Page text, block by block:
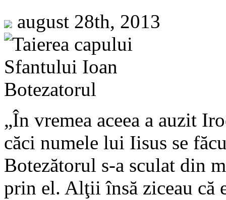
august 28th, 2013
„În vremea aceea a auzit
căci numele lui Iisus se
Botezătorul s-a sculat din
prin el. Alţii însă ziceau că